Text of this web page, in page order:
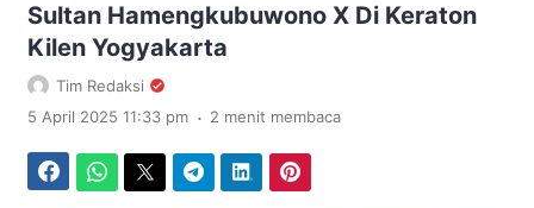
Sultan Hamengkubuwono X Di Keraton
Kilen Yogyakarta
Tim Redaksi
5 April 2025 11:33 pm . 2 menit membaca